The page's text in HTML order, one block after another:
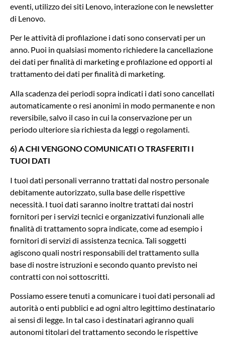
eventi, utilizzo dei siti Lenovo, interazione con le newsletter
di Lenovo.
Per le attività di profilazione i dati sono conservati per un
anno. Puoi in qualsiasi momento richiedere la cancellazione
dei dati per finalità di marketing e profilazione ed opporti al
trattamento dei dati per finalità di marketing.
Alla scadenza dei periodi sopra indicati i dati sono cancellati
automaticamente o resi anonimi in modo permanente e non
reversibile, salvo il caso in cui la conservazione per un
periodo ulteriore sia richiesta da leggi o regolamenti.
6) A CHI VENGONO COMUNICATI O TRASFERITI I
TUOI DATI
I tuoi dati personali verranno trattati dal nostro personale
debitamente autorizzato, sulla base delle rispettive
necessità. I tuoi dati saranno inoltre trattati dai nostri
fornitori per i servizi tecnici e organizzativi funzionali alle
finalità di trattamento sopra indicate, come ad esempio i
fornitori di servizi di assistenza tecnica. Tali soggetti
agiscono quali nostri responsabili del trattamento sulla
base di nostre istruzioni e secondo quanto previsto nei
contratti con noi sottoscritti.
Possiamo essere tenuti a comunicare i tuoi dati personali ad
autorità o enti pubblici e ad ogni altro legittimo destinatario
ai sensi di legge. In tal caso i destinatari agiranno quali
autonomi titolari del trattamento secondo le rispettive